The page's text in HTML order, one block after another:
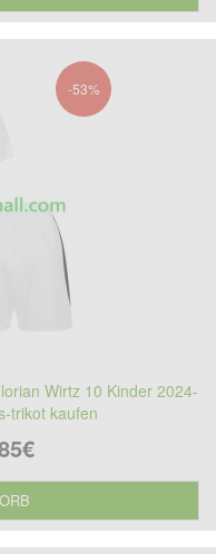
-53%
Wirtz 10 Kinder 2024-
trikot kaufen